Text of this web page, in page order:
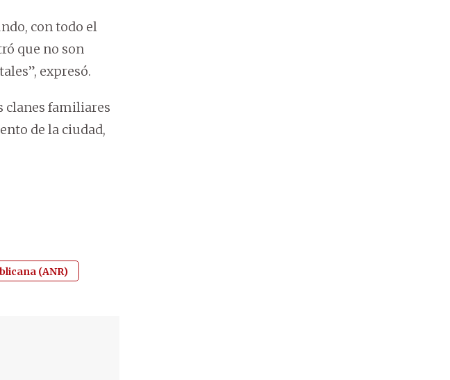
con todo el
que no son
expresó.
clanes familiares
de la ciudad,
(ANR)